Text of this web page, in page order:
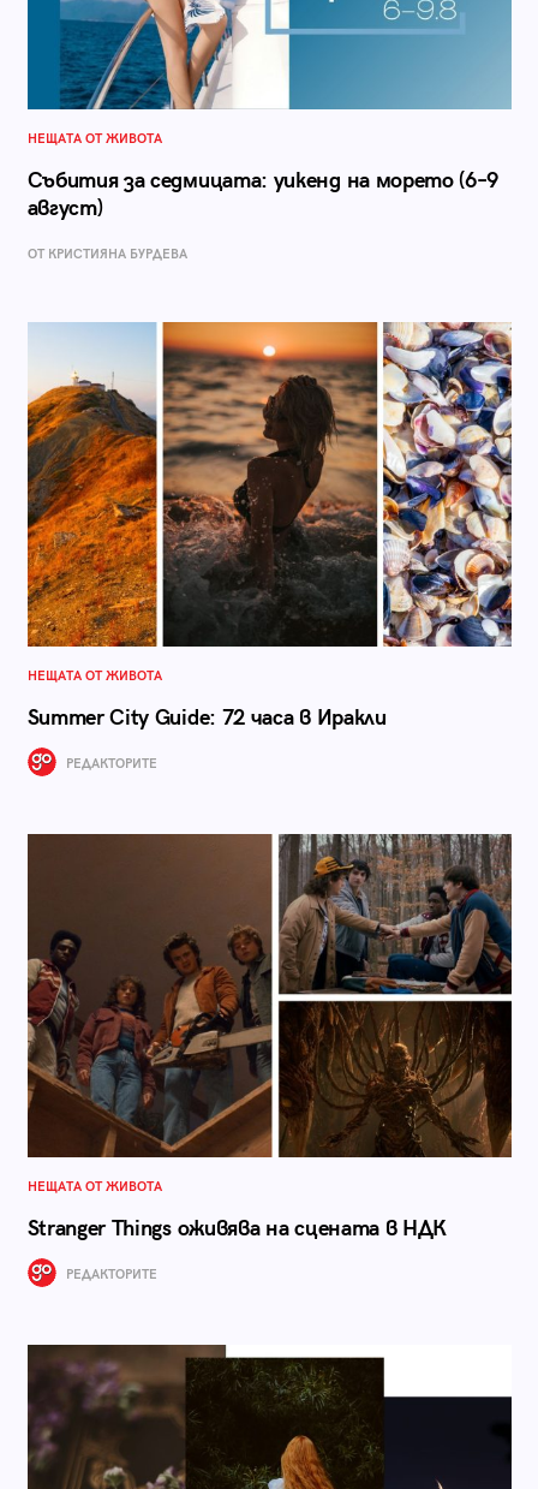
НЕЩАТА ОТ ЖИВОТА
Събития за седмицата: уикенд на морето (6–9
август)
ОТ КРИСТИЯНА БУРДЕВА
НЕЩАТА ОТ ЖИВОТА
Summer City Guide: 72 часа в Иракли
РЕДАКТОРИТЕ
НЕЩАТА ОТ ЖИВОТА
Stranger Things оживява на сцената в НДК
РЕДАКТОРИТЕ